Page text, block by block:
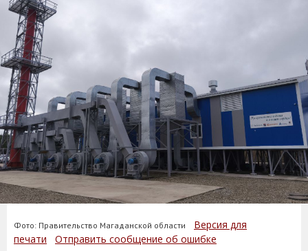
Фото: Правительство Магаданской области Версия для
печати
Отправить сообщение об ошибке